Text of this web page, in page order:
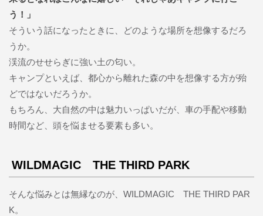
う！」
そういう話になったときに、どのような場所を想像するだろ
うか。
渓流のせせらぎに強い土の匂い。
キャンプといえば、都心から離れた森の中を想像する方が殆
どではないだろうか。
もちろん、大自然の中は魅力いっぱいだが、車の手配や移動
時間など、頭を悩ませる要素も多い。
WILDMAGIC THE THIRD PARK
そんな悩みとは無縁なのが、WILDMAGIC THE THIRD PAR
K。